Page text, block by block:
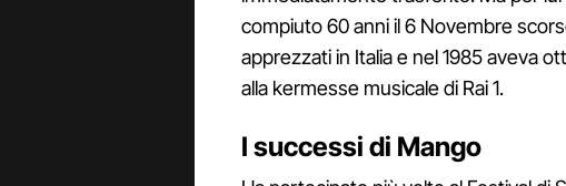
compiuto 60 anni il 6 Novembre
apprezzati in Italia e nel 1985 aveva
alla kermesse musicale di Rai 1.
I successi di Mango